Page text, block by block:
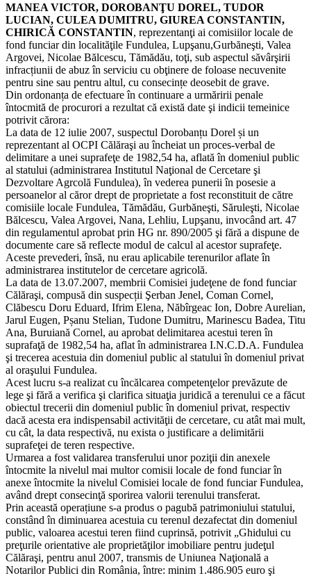
MANEA VICTOR, DOROBANŢU DOREL, TUDOR
LUCIAN, CULEA DUMITRU, GIUREA CONSTANTIN,
CHIRICĂ CONSTANTIN, reprezentanţi ai comisiilor locale de
fond funciar din localităţile Fundulea, Lupşanu,Gurbăneşti, Valea
Argovei, Nicolae Bălcescu, Tămădău, toţi, sub aspectul săvârşirii
infracțiunii de abuz în serviciu cu obţinere de foloase necuvenite
pentru sine sau pentru altul, cu consecințe deosebit de grave.
Din ordonanța de efectuare în continuare a urmăririi penale
întocmită de procurori a rezultat că există date şi indicii temeinice
potrivit cărora:
La data de 12 iulie 2007, suspectul Dorobanțu Dorel și un
reprezentant al OCPI Călăraşi au încheiat un proces-verbal de
delimitare a unei suprafeţe de 1982,54 ha, aflată în domeniul public
al statului (administrarea Institutul Naţional de Cercetare şi
Dezvoltare Agrcolă Fundulea), în vederea punerii în posesie a
persoanelor al căror drept de proprietate a fost reconstituit de către
comisiile locale Fundulea, Tămădău, Gurbăneşti, Săruleşti, Nicolae
Bălcescu, Valea Argovei, Nana, Lehliu, Lupşanu, invocând art. 47
din regulamentul aprobat prin HG nr. 890/2005 şi fără a dispune de
documente care să reflecte modul de calcul al acestor suprafeţe.
Aceste prevederi, însă, nu erau aplicabile terenurilor aflate în
administrarea institutelor de cercetare agricolă.
La data de 13.07.2007, membrii Comisiei judeţene de fond funciar
Călăraşi, compusă din suspecții Şerban Jenel, Coman Cornel,
Clăbescu Doru Eduard, Ifrim Elena, Năbîrgeac Ion, Dobre Aurelian,
Jarul Eugen, Pșanu Stelian, Tudone Dumitru, Marinescu Badea, Titu
Ana, Buruiană Cornel, au aprobat delimitarea acestui teren în
suprafaţă de 1982,54 ha, aflat în administrarea I.N.C.D.A. Fundulea
şi trecerea acestuia din domeniul public al statului în domeniul privat
al oraşului Fundulea.
Acest lucru s-a realizat cu încălcarea competenţelor prevăzute de
lege şi fără a verifica şi clarifica situaţia juridică a terenului ce a făcut
obiectul trecerii din domeniul public în domeniul privat, respectiv
dacă acesta era indispensabil activităţii de cercetare, cu atât mai mult,
cu cât, la data respectivă, nu exista o justificare a delimitării
suprafeţei de teren respective.
Urmarea a fost validarea transferului unor poziţii din anexele
întocmite la nivelul mai multor comisii locale de fond funciar în
anexe întocmite la nivelul Comisiei locale de fond funciar Fundulea,
având drept consecinţă sporirea valorii terenului transferat.
Prin această operațiune s-a produs o pagubă patrimoniului statului,
constând în diminuarea acestuia cu terenul dezafectat din domeniul
public, valoarea acestui teren fiind cuprinsă, potrivit „Ghidului cu
preţurile orientative ale proprietăţilor imobiliare pentru judeţul
Călăraşi, pentru anul 2007, transmis de Uniunea Naţională a
Notarilor Publici din România, între: minim 1.486.905 euro şi